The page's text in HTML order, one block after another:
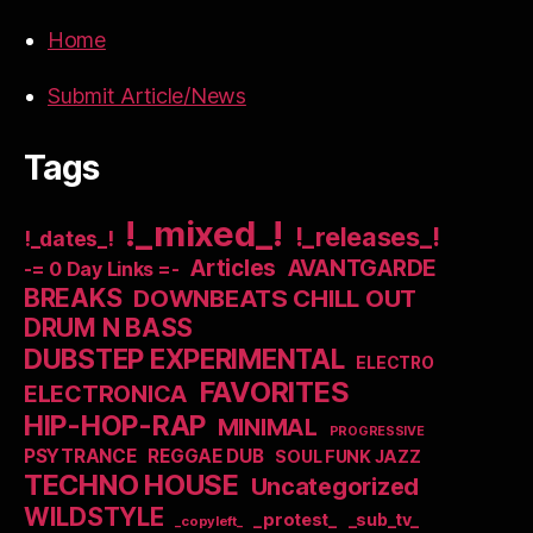
Home
Submit Article/News
Tags
!_dates_! !_mixed_! !_releases_!
-= 0 Day Links =- Articles AVANTGARDE
BREAKS DOWNBEATS CHILL OUT
DRUM N BASS
DUBSTEP EXPERIMENTAL ELECTRO
ELECTRONICA FAVORITES
HIP-HOP-RAP MINIMAL PROGRESSIVE
PSYTRANCE REGGAE DUB SOUL FUNK JAZZ
TECHNO HOUSE Uncategorized
WILDSTYLE _copyleft_ _protest_ _sub_tv_